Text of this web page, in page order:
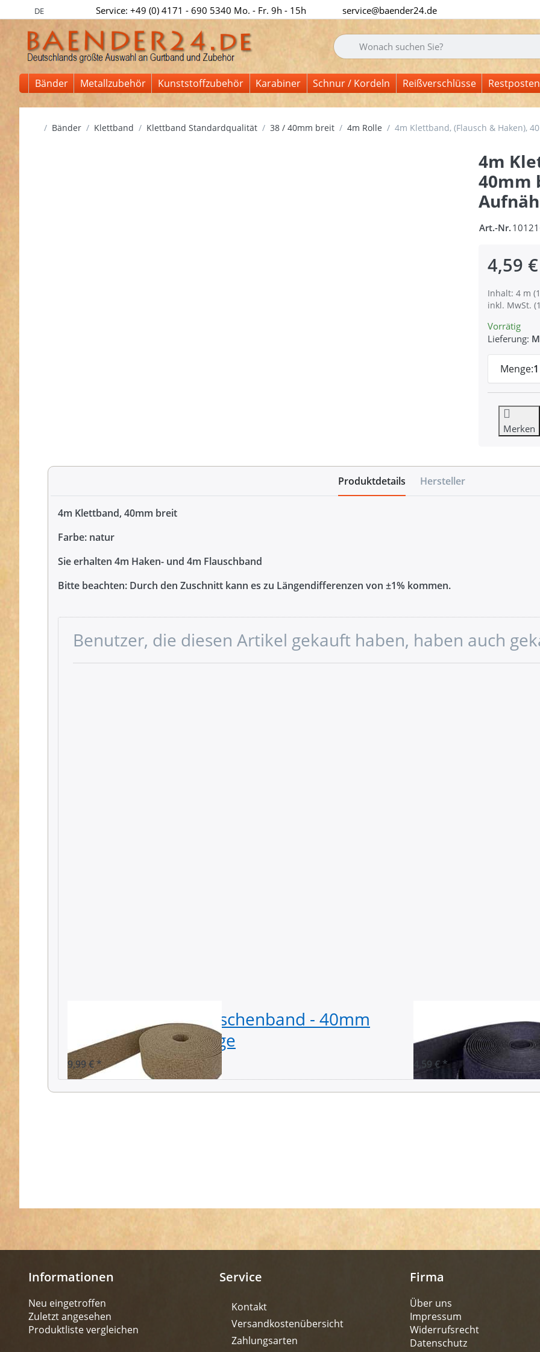
DE Service: +49 (0) 4171 - 690 5340 Mo. - Fr. 9h - 15h service@baender24.de
Geben Sie einen Suchbegriff ein. Während Sie
Bänder Metallzubehör Kunststoffzubehör Karabiner Schnur / Kordeln Reißverschlüsse Restposten
Startseite
Bänder Klettband Klettband Standardqualität 38 / 40mm breit 4m Rolle 4m Klettband, (Flausch & Haken),
4m
40mm
Art.-Nr.
4,59 €
Inhalt: 4 m
inkl. MwSt.
Vorrätig
Lieferung:
Menge:1
Merken
Produktdetails Hersteller
4m Klettband, 40mm breit
Farbe: natur
Sie erhalten 4m Haken- und 4m Flauschband
Bitte beachten: Durch den Zuschnitt kann es zu Längendifferenzen von ±1% kommen.
Benutzer, die diesen Artikel gekauft haben, haben auch
5m Gürtelband / Taschenband - 40mm
breit - Natur melange
9,99 € *
4m Klettband
breit, Farbe:
4,59 € *
Informationen
Neu eingetroffen
Zuletzt angesehen
Produktliste vergleichen
Service
Kontakt
Versandkostenübersicht
Zahlungsarten
Firma
Über uns
Impressum
Widerrufsrecht
Datenschutz